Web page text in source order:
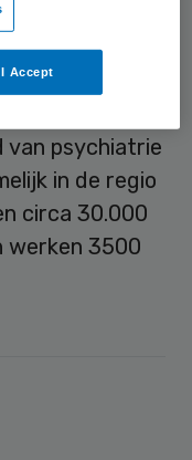
van psychiatrie
in de regio
circa 30.000
werken 3500
I Accept